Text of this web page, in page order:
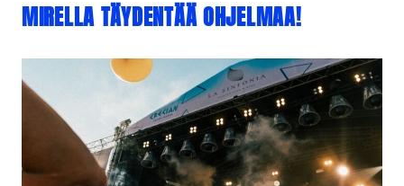
MIRELLA TÄYDENTÄÄ OHJELMAA!